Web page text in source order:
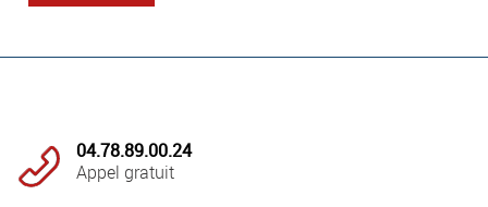
04.78.89.00.24
Appel gratuit